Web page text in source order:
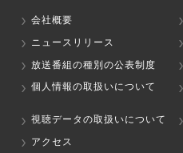
会社概要
ニュースリリース
放送番組の種別の公表制度
個人情報の取扱いについて
視聴データの取扱いについて
アクセス